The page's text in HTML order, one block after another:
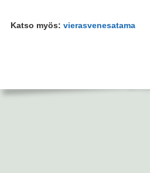
Katso myös: vierasvenesatama
ALAPALKIN